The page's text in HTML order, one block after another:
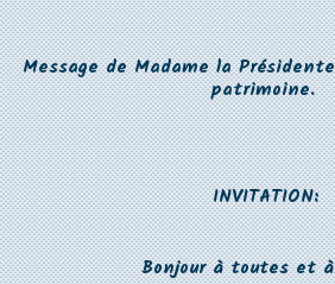
Message de Madame la
patrimoine.
INVITATION:
Bonjour à toutes et